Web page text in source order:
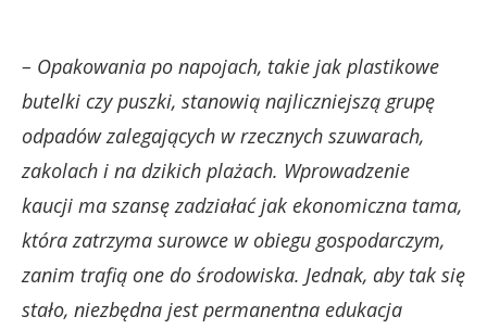
– Opakowania po napojach, takie jak plastikowe
butelki czy puszki, stanowią najliczniejszą grupę
odpadów zalegających w rzecznych szuwarach,
zakolach i na dzikich plażach. Wprowadzenie
kaucji ma szansę zadziałać jak ekonomiczna tama,
która zatrzyma surowce w obiegu gospodarczym,
zanim trafią one do środowiska. Jednak, aby tak się
stało, niezbędna jest permanentna edukacja